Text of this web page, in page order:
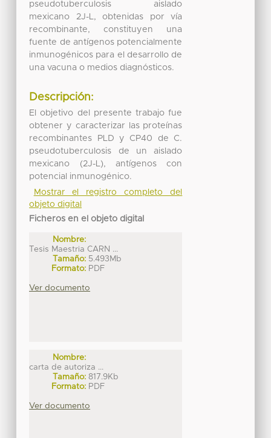
pseudotuberculosis aislado
mexicano 2J-L, obtenidas por vía
recombinante, constituyen una
fuente de antígenos potencialmente
inmunogénicos para el desarrollo de
una vacuna o medios diagnósticos.
Descripción:
El objetivo del presente trabajo fue
obtener y caracterizar las proteínas
recombinantes PLD y CP40 de C.
pseudotuberculosis de un aislado
mexicano (2J-L), antígenos con
potencial inmunogénico.
Mostrar el registro completo del
objeto digital
Ficheros en el objeto digital
Nombre:
Tesis Maestria CARN ...
Tamaño: 5.493Mb
Formato: PDF
Ver documento
Nombre:
carta de autoriza ...
Tamaño: 817.9Kb
Formato: PDF
Ver documento